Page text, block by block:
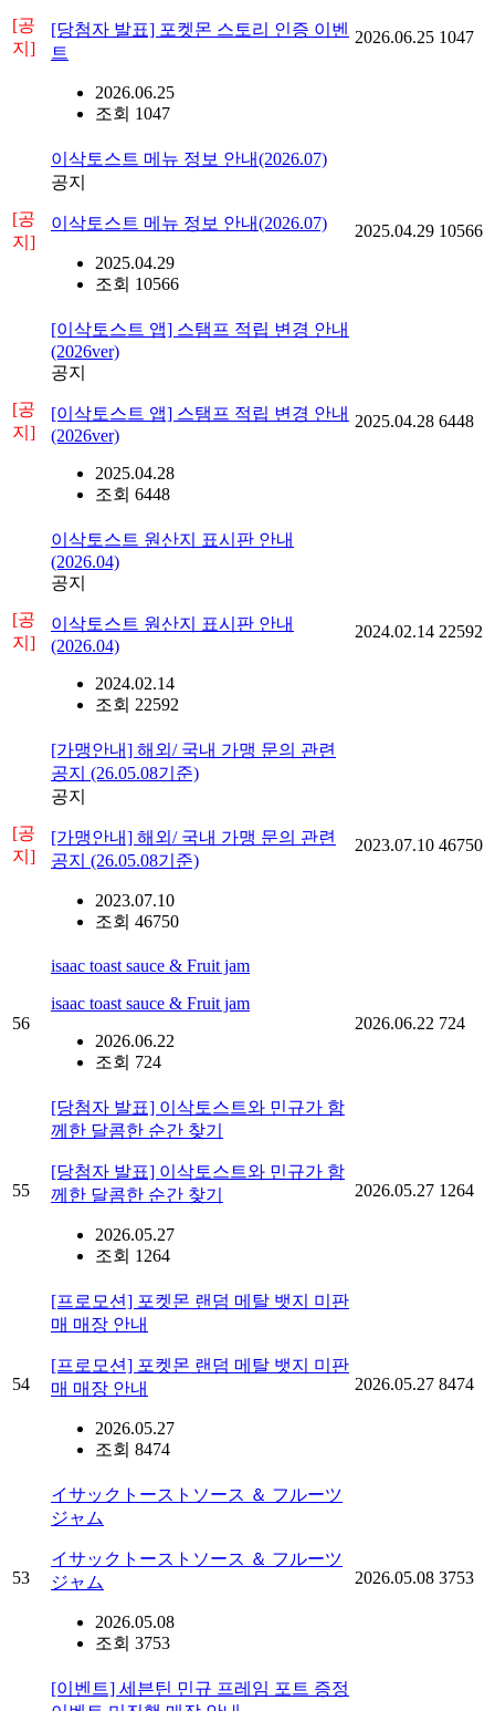
[공
지]
[당첨자 발표] 포켓몬 스토리 인증 이벤
트
2026.06.25
조회 1047
2026.06.25 1047
[공
지]
이삭토스트 메뉴 정보 안내(2026.07)
공지
이삭토스트 메뉴 정보 안내(2026.07)
2025.04.29
조회 10566
2025.04.29 10566
[공
지]
[이삭토스트 앱] 스탬프 적립 변경 안내
(2026ver)
공지
[이삭토스트 앱] 스탬프 적립 변경 안내
(2026ver)
2025.04.28
조회 6448
2025.04.28 6448
[공
지]
이삭토스트 원산지 표시판 안내
(2026.04)
공지
이삭토스트 원산지 표시판 안내
(2026.04)
2024.02.14
조회 22592
2024.02.14 22592
[공
지]
[가맹안내] 해외/ 국내 가맹 문의 관련
공지 (26.05.08기준)
공지
[가맹안내] 해외/ 국내 가맹 문의 관련
공지 (26.05.08기준)
2023.07.10
조회 46750
2023.07.10 46750
56
isaac toast sauce & Fruit jam
isaac toast sauce & Fruit jam
2026.06.22
조회 724
2026.06.22 724
55
[당첨자 발표] 이삭토스트와 민규가 함
께한 달콤한 순간 찾기
[당첨자 발표] 이삭토스트와 민규가 함
께한 달콤한 순간 찾기
2026.05.27
조회 1264
2026.05.27 1264
54
[프로모션] 포켓몬 랜덤 메탈 뱃지 미판
매 매장 안내
[프로모션] 포켓몬 랜덤 메탈 뱃지 미판
매 매장 안내
2026.05.27
조회 8474
2026.05.27 8474
53
イサックトーストソース ＆ フルーツ
ジャム
イサックトーストソース ＆ フルーツ
ジャム
2026.05.08
조회 3753
2026.05.08 3753
[이벤트] 세븐틴 민규 프레임 포트 증정